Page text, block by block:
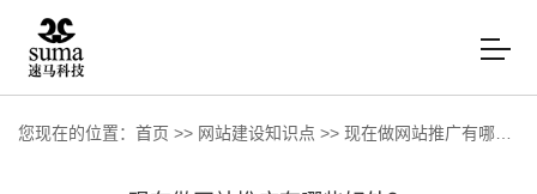
您现在的位置： 首页 >> 网站建设知识点 >> 现在做网站推广有哪些好处？